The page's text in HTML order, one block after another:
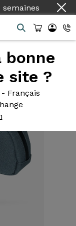
semaines
bonne
site ?
Français
Pro 0,75L